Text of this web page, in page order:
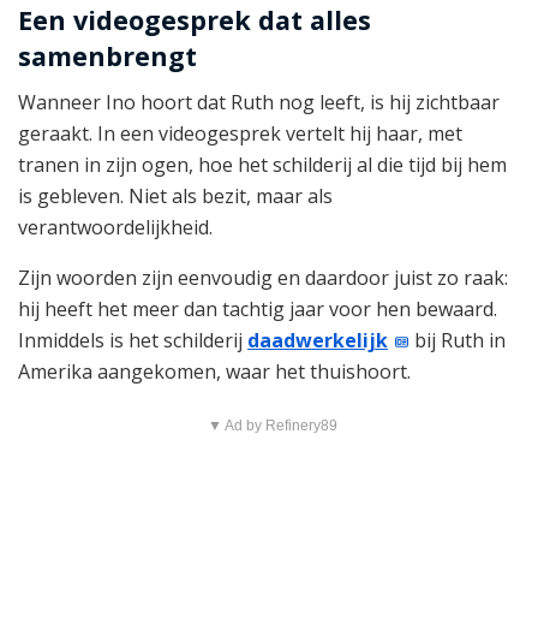
Een videogesprek dat alles
samenbrengt
Wanneer Ino hoort dat Ruth nog leeft, is hij zichtbaar
geraakt. In een videogesprek vertelt hij haar, met
tranen in zijn ogen, hoe het schilderij al die tijd bij hem
is gebleven. Niet als bezit, maar als
verantwoordelijkheid.
Zijn woorden zijn eenvoudig en daardoor juist zo raak:
hij heeft het meer dan tachtig jaar voor hen bewaard.
Inmiddels is het schilderij daadwerkelijk
bij Ruth in
Amerika aangekomen, waar het thuishoort.
▼ Ad by Refinery89